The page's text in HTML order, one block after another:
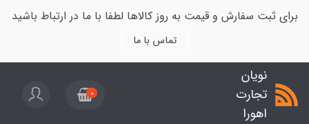
برای ثبت سفارش و قیمت به روز کالاها لطفا با ما در ارتباط باشید
تماس با ما
نویان
تجارت
اهورا
0